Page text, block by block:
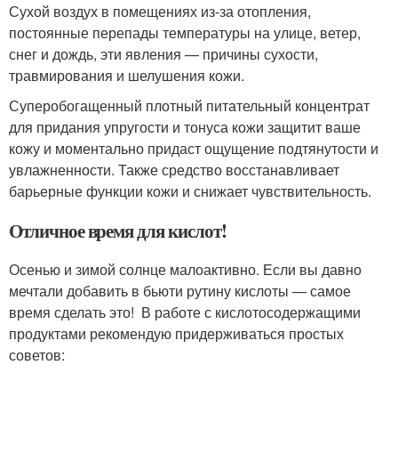
Сухой воздух в помещениях из-за отопления,
постоянные перепады температуры на улице, ветер,
снег и дождь, эти явления — причины сухости,
травмирования и шелушения кожи.
Суперобогащенный плотный питательный концентрат
для придания упругости и тонуса кожи защитит ваше
кожу и моментально придаст ощущение подтянутости и
увлажненности. Также средство восстанавливает
барьерные функции кожи и снижает чувствительность.
Отличное время для кислот!
Осенью и зимой солнце малоактивно. Если вы давно
мечтали добавить в бьюти рутину кислоты — самое
время сделать это! В работе с кислотосодержащими
продуктами рекомендую придерживаться простых
советов: